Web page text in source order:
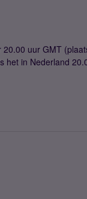
20.00 uur GMT
het in Nederland